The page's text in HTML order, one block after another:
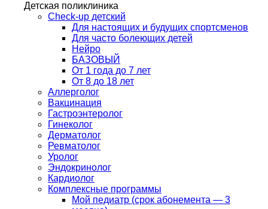
Детская поликлиника
Check-up детский
Для настоящих и будущих спортсменов
Для часто болеющих детей
Нейро
БАЗОВЫЙ
От 1 года до 7 лет
От 8 до 18 лет
Аллерголог
Вакцинация
Гастроэнтеролог
Гинеколог
Дерматолог
Ревматолог
Уролог
Эндокринолог
Кардиолог
Комплексные программы
Мой педиатр (срок абонемента — 3